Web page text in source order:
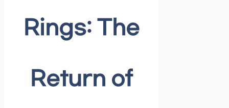
Rings: The
Return of